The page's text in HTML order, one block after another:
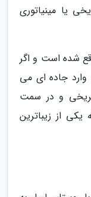
یا مینیاتوری
شده است و اگر
وارد جاده ای می
و در سمت
از زیباترین